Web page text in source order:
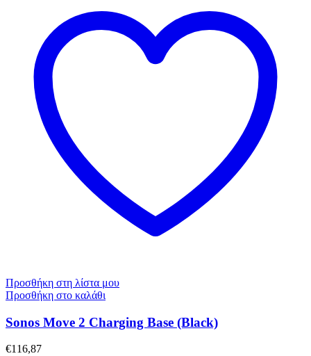
Προσθήκη στη λίστα μου
Προσθήκη στο καλάθι
Sonos Move 2 Charging Base (Black)
€116,87